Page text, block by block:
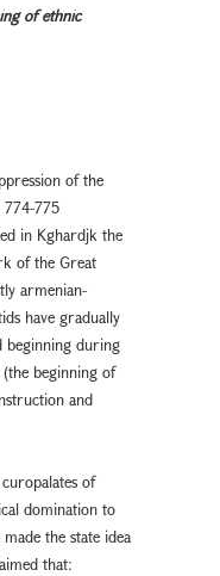
of ethnic
of the
775
in Kghardjk the
of the Great
armenian-
have gradually
beginning during
beginning of
and
of
domination to
the state idea
that: